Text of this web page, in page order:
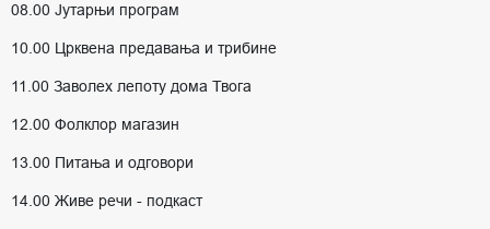
08.00 Јутарњи програм
10.00 Црквена предавања и трибине
11.00 Заволех лепоту дома Твога
12.00 Фолклор магазин
13.00 Питања и одговори
14.00 Живе речи - подкаст